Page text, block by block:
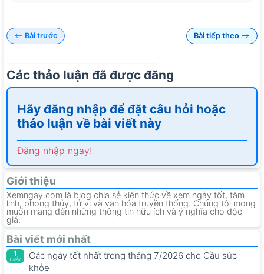
Bài trước Bài tiếp theo
Các thảo luận đã được đăng
Hãy đăng nhập để đặt câu hỏi hoặc
thảo luận về bài viết này
Đăng nhập ngay!
Giới thiệu
Xemngay.com là blog chia sẻ kiến thức về xem ngày tốt, tâm
linh, phong thủy, tử vi và văn hóa truyền thống. Chúng tôi mong
muốn mang đến những thông tin hữu ích và ý nghĩa cho độc
giả.
Bài viết mới nhất
1
T.BẢY
Các ngày tốt nhất trong tháng 7/2026 cho Cầu sức
khỏe